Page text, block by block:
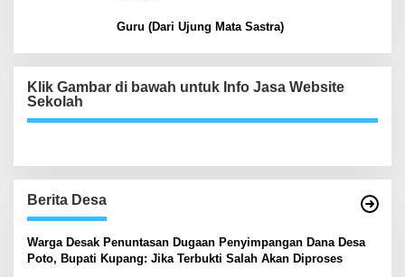
Guru (Dari Ujung Mata Sastra)
Klik Gambar di bawah untuk Info Jasa Website
Sekolah
Berita Desa
‎Warga Desak Penuntasan Dugaan Penyimpangan Dana Desa
Poto, Bupati Kupang: Jika Terbukti Salah Akan Diproses